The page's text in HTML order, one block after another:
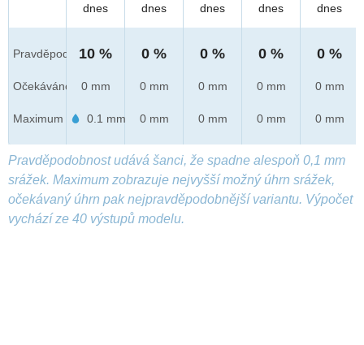
Pravděpod.
Očekáváno
Maximum
dnes
10 %
0 mm
0.1 mm
dnes
0 %
0 mm
0 mm
dnes
0 %
0 mm
0 mm
dnes
0 %
0 mm
0 mm
dnes
0 %
0 mm
0 mm
Pravděpodobnost udává šanci, že spadne alespoň 0,1 mm
srážek. Maximum zobrazuje nejvyšší možný úhrn srážek,
očekávaný úhrn pak nejpravděpodobnější variantu. Výpočet
vychází ze 40 výstupů modelu.